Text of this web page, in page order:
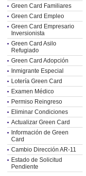
Green Card Familiares
Green Card Empleo
Green Card Empresario
Inversionista
Green Card Asilo
Refugiado
Green Card Adopción
Inmigrante Especial
Lotería Green Card
Examen Médico
Permiso Reingreso
Eliminar Condiciones
Actualizar Green Card
Información de Green
Card
Cambio Dirección AR-11
Estado de Solicitud
Pendiente